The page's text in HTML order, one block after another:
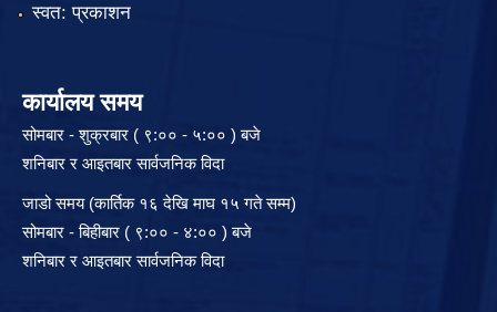
स्वत: प्रकाशन
कार्यालय समय
सोमबार - शुक्रबार ( ९:०० - ५:०० ) बजे
शनिबार र आइतबार सार्वजनिक विदा
जाडो समय (कार्तिक १६ देखि माघ १५ गते सम्म)
सोमबार - बिहीबार ( ९:०० - ४:०० ) बजे
शनिबार र आइतबार सार्वजनिक विदा